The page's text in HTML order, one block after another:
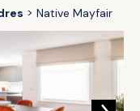
Native Mayfair